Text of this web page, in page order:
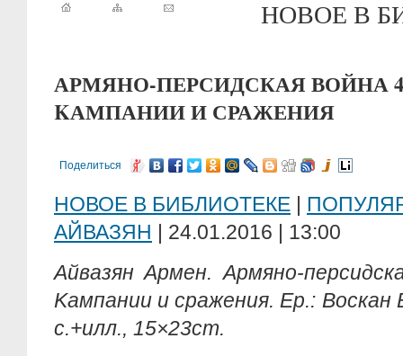
НОВОЕ В
АРМЯНО-ПЕРСИДСКАЯ ВОЙНА
KАМПАНИИ И СРАЖЕНИЯ
Поделиться
НОВОЕ В БИБЛИОТЕКЕ |
АЙВАЗЯН | 24.01.2016 | 13:00
Айвазян Армен. Армяно-
Kампании и сражения. Eр.: Воскан
с.+илл., 15×23cm.